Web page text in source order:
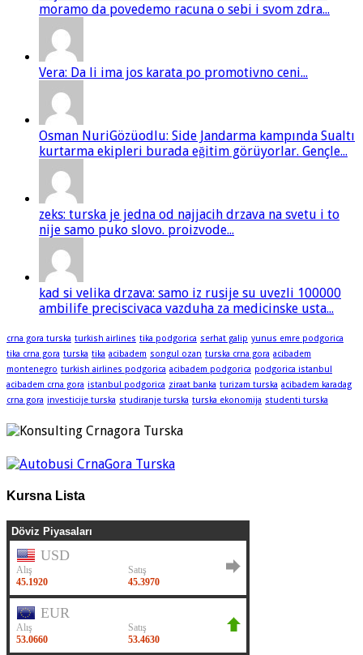
moramo da povedemo racuna o sebi i svom zdra...
Vera: Da li ima jos karata po promotivno ceni...
Osman NuriGözüodlu: Side Jandarma kampında Sualtı
kurtarma ekipleri burada eğitim görüyorlar. Gençle...
zeks: turska je jedna od najjacih drzava na svetu i to
nije samo puko slovo. proizvode...
kad si velika drzava: samo iz rusije su uvezli 100000
ambilife preciscivaca vazduha za medicinske usta...
crna gora turska turkish airlines tika podgorica serhat galip yunus emre podgorica
tika crna gora turska tika acibadem songul ozan turska crna gora acibadem
montenegro turkish airlines podgorica acibadem podgorica podgorica istanbul
acibadem crna gora istanbul podgorica ziraat banka turizam turska acibadem karadag
crna gora investicije turska studiranje turska turska ekonomija studenti turska
Kursna Lista